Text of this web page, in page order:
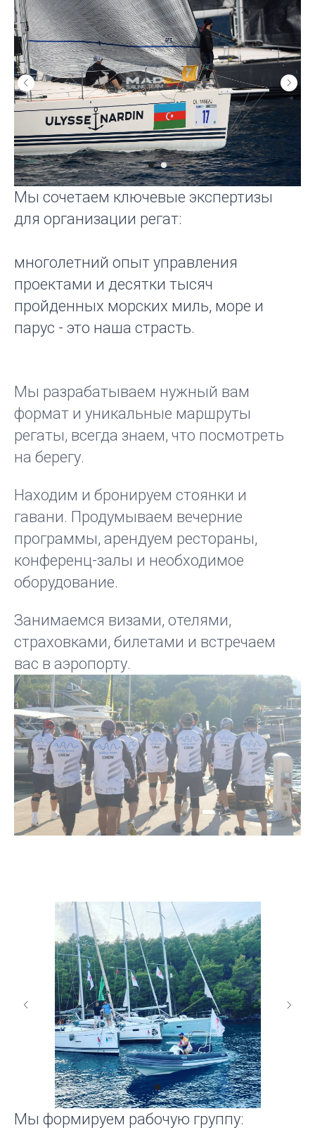
Мы сочетаем ключевые экспертизы
для организации регат:
многолетний опыт управления
проектами и десятки тысяч
пройденных морских миль, море и
парус - это наша страсть.
Мы разрабатываем нужный вам
формат и уникальные маршруты
регаты, всегда знаем, что посмотреть
на берегу.
Находим и бронируем стоянки и
гавани. Продумываем вечерние
программы, арендуем рестораны,
конференц-залы и необходимое
оборудование.
Занимаемся визами, отелями,
страховками, билетами и встречаем
вас в аэропорту.
Мы формируем рабочую группу: